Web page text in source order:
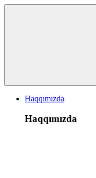
Haqqımızda
Haqqımızda